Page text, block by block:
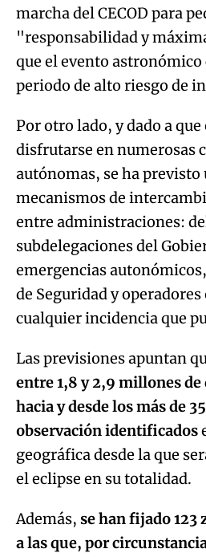
marcha del CECOD para
"responsabilidad y
que el evento
periodo de alto riesgo de
Por otro lado, y dado a
disfrutarse en numerosas
autónomas, se ha previsto
mecanismos de
entre administraciones:
subdelegaciones del
emergencias
de Seguridad y
cualquier incidencia que
Las previsiones apuntan
entre 1,8 y 2,9 millones
hacia y desde los más de
observación identificados
geográfica desde la que
el eclipse en su totalidad.
Además, se han fijado 123
a las que, por